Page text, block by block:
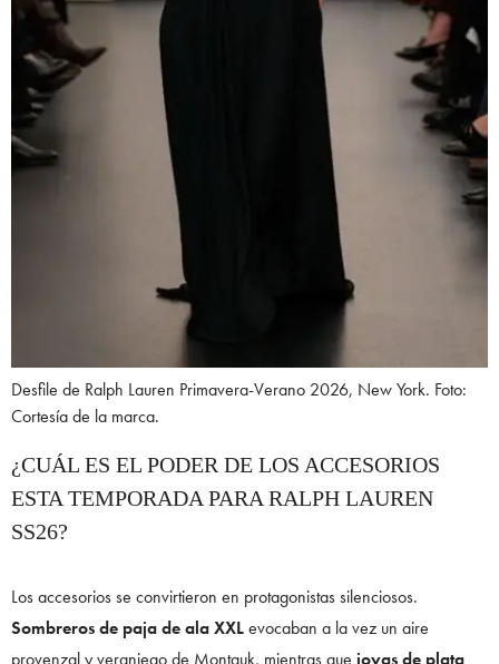
Desfile de Ralph Lauren Primavera-Verano 2026, New York. Foto:
Cortesía de la marca.
¿CUÁL ES EL PODER DE LOS ACCESORIOS
ESTA TEMPORADA PARA RALPH LAUREN
SS26?
Los accesorios se convirtieron en protagonistas silenciosos.
Sombreros de paja de ala XXLevocaban a la vez un aire